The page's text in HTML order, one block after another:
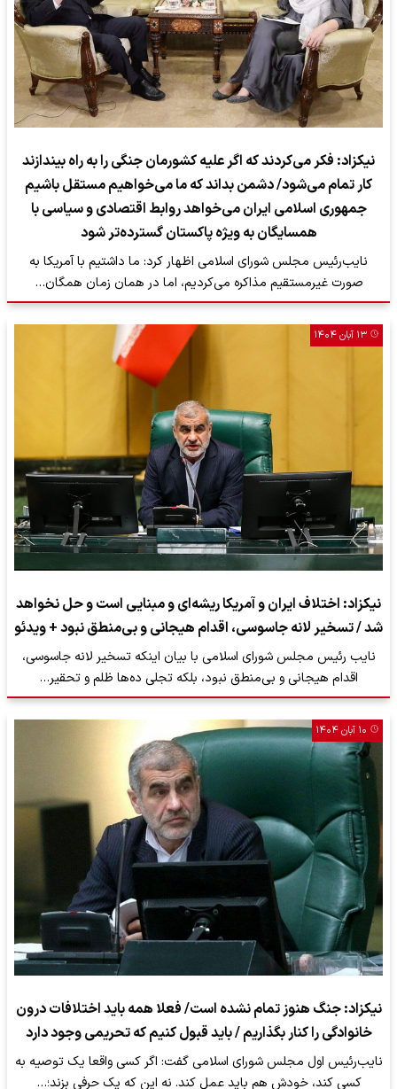
نیکزاد: فکر می‌کردند که اگر علیه کشورمان جنگی را به راه بیندازند
کار تمام می‌شود/ دشمن بداند که ما می‌خواهیم مستقل باشیم
جمهوری اسلامی ایران می‌خواهد روابط اقتصادی و سیاسی با
همسایگان به ویژه پاکستان گسترده‌تر شود
نایب‌رئیس مجلس شورای اسلامی اظهار کرد: ما داشتیم با آمریکا به
صورت غیرمستقیم مذاکره می‌کردیم، اما در همان زمان همگان…
۱۳ آبان ۱۴۰۴
نیکزاد: اختلاف ایران و آمریکا ریشه‌ای و مبنایی است و حل نخواهد
شد / تسخیر لانه جاسوسی، اقدام هیجانی و بی‌منطق نبود + ویدئو
نایب رئیس مجلس شورای اسلامی با بیان اینکه تسخیر لانه جاسوسی،
اقدام هیجانی و بی‌منطق نبود، بلکه تجلی ده‌ها ظلم و تحقیر…
۱۰ آبان ۱۴۰۴
نیکزاد: جنگ هنوز تمام نشده است/ فعلا همه باید اختلافات درون
خانوادگی را کنار بگذاریم / باید قبول کنیم که تحریمی وجود دارد
نایب‌رئیس اول مجلس شورای اسلامی گفت: اگر کسی واقعا یک توصیه به
کسی کند، خودش هم باید عمل کند. نه این که یک حرفی بزند؛…